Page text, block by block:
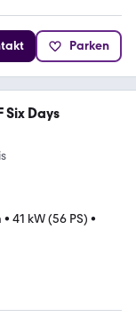
Parken
Six Days
• 41 kW (56 PS) •